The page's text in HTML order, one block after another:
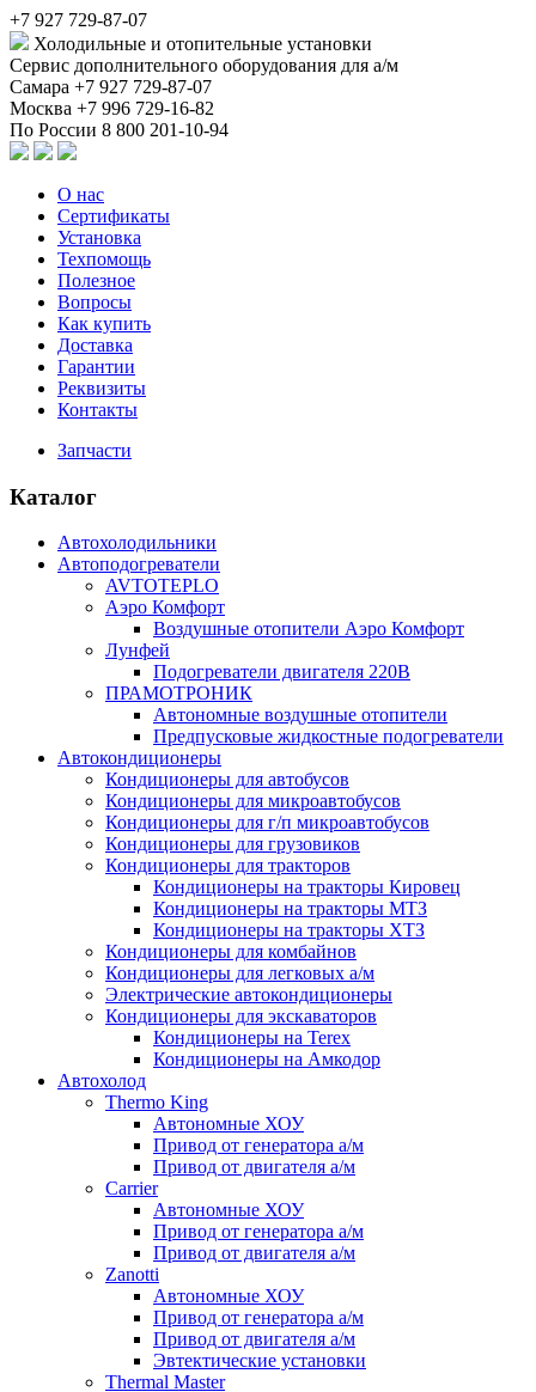
+7 927 729-87-07
Холодильные и отопительные установки
Сервис дополнительного оборудования для а/м
Самара +7 927 729-87-07
Москва +7 996 729-16-82
По России 8 800 201-10-94
О нас
Сертификаты
Установка
Техпомощь
Полезное
Вопросы
Как купить
Доставка
Гарантии
Реквизиты
Контакты
Запчасти
Каталог
Автохолодильники
Автоподогреватели
AVTOTEPLO
Аэро Комфорт
Воздушные отопители Аэро Комфорт
Лунфей
Подогреватели двигателя 220В
ПРАМОТРОНИК
Автономные воздушные отопители
Предпусковые жидкостные подогреватели
Автокондиционеры
Кондиционеры для автобусов
Кондиционеры для микроавтобусов
Кондиционеры для г/п микроавтобусов
Кондиционеры для грузовиков
Кондиционеры для тракторов
Кондиционеры на тракторы Кировец
Кондиционеры на тракторы МТЗ
Кондиционеры на тракторы ХТЗ
Кондиционеры для комбайнов
Кондиционеры для легковых а/м
Электрические автокондиционеры
Кондиционеры для экскаваторов
Кондиционеры на Terex
Кондиционеры на Амкодор
Автохолод
Thermo King
Автономные ХОУ
Привод от генератора а/м
Привод от двигателя а/м
Carrier
Автономные ХОУ
Привод от генератора а/м
Привод от двигателя а/м
Zanotti
Автономные ХОУ
Привод от генератора а/м
Привод от двигателя а/м
Эвтектические установки
Thermal Master